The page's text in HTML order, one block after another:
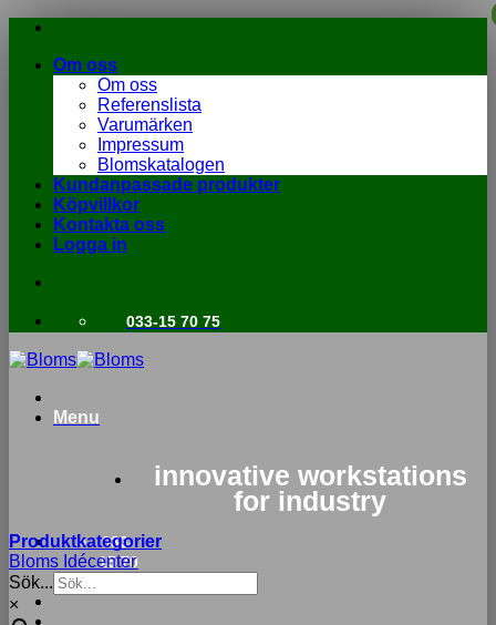
Skip
contentOm oss
Om oss
Referenslista
Varumärken
Impressum
Blomskatalogen
Kundanpassade produkter
Köpvillkor
Kontakta oss
Logga in
033-15 70 75
Menu
innovative workstations
for industry
033-
15 70
Produktkategorier
Bloms Idécenter
Sök...
×